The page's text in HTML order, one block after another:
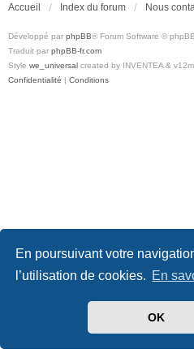
En poursuivant votre
l’utilisation de cookies. En
OK
Accueil Index du forum Nous
Développé par phpBB® Forum Software ©
Traduit par phpBB-fr.com
Style we_universal created by INVENTEA &
Confidentialité | Conditions